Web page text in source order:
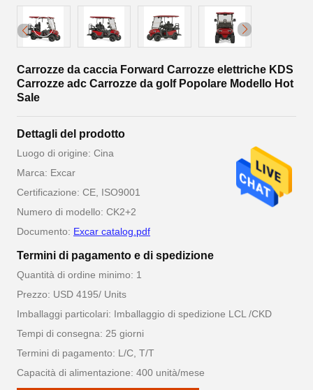
Carrozze da caccia Forward Carrozze elettriche KDS
Carrozze adc Carrozze da golf Popolare Modello Hot
Sale
Dettagli del prodotto
Luogo di origine: Cina
Marca: Excar
Certificazione: CE, ISO9001
Numero di modello: CK2+2
Documento: Excar catalog.pdf
Termini di pagamento e di spedizione
Quantità di ordine minimo: 1
Prezzo: USD 4195/ Units
Imballaggi particolari: Imballaggio di spedizione LCL /CKD
Tempi di consegna: 25 giorni
Termini di pagamento: L/C, T/T
Capacità di alimentazione: 400 unità/mese